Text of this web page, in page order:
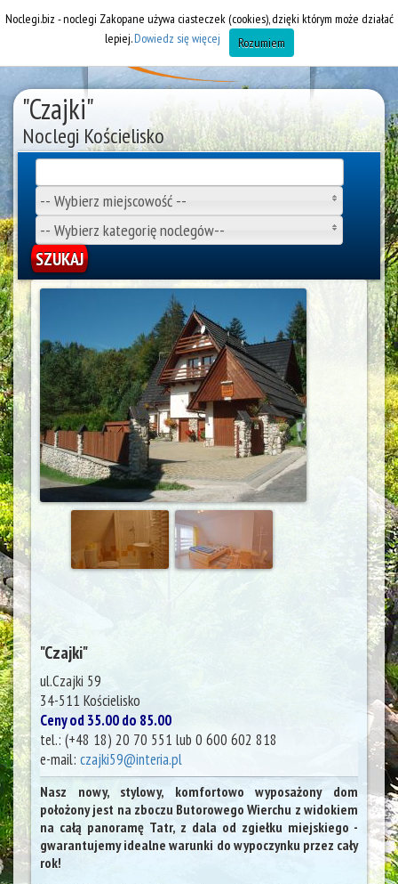
"Czajki"
Noclegi Kościelisko
-- Wybierz miejscowość --
-- Wybierz kategorię noclegów--
"Czajki"
ul.Czajki 59
34-511 Kościelisko
Ceny od 35.00 do 85.00
tel.: (+48 18) 20 70 551 lub 0 600 602 818
e-mail: czajki59@interia.pl
Nasz nowy, stylowy, komfortowo wyposażony dom
położony jest na zboczu Butorowego Wierchu z widokiem
na całą panoramę Tatr, z dala od zgiełku miejskiego -
gwarantujemy idealne warunki do wypoczynku przez cały
rok!
Noclegi.biz - noclegi Zakopane używa ciasteczek (cookies), dzięki którym może działać
lepiej.Dowiedz się więcej Rozumiem